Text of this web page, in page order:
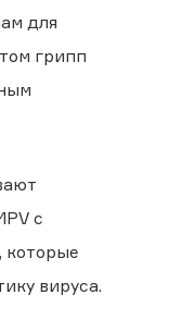
для
грипп
с
которые
вируса.